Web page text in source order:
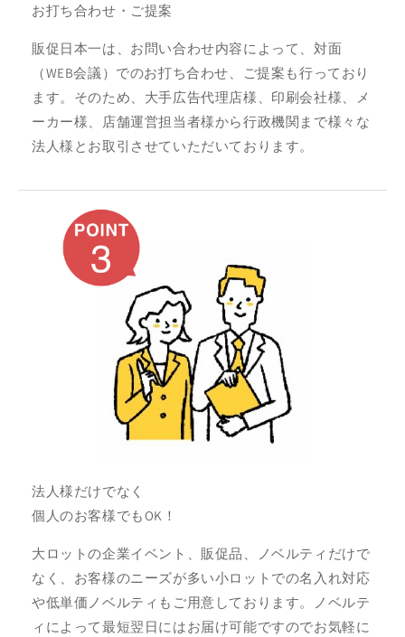
お打ち合わせ・ご提案
販促日本一は、お問い合わせ内容によって、対面
（WEB会議）でのお打ち合わせ、ご提案も行っており
ます。そのため、大手広告代理店様、印刷会社様、メ
ーカー様、店舗運営担当者様から行政機関まで様々な
法人様とお取引させていただいております。
法人様だけでなく
個人のお客様でもOK！
大ロットの企業イベント、販促品、ノベルティだけで
なく、お客様のニーズが多い小ロットでの名入れ対応
や低単価ノベルティもご用意しております。ノベルテ
ィによって最短翌日にはお届け可能ですのでお気軽に